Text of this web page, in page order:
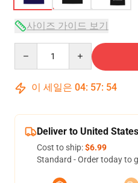
사이즈 가이드 보기
이 세일은 04: 57: 54
Deliver to United States
Cost to ship:$6.99
Standard - Order today to